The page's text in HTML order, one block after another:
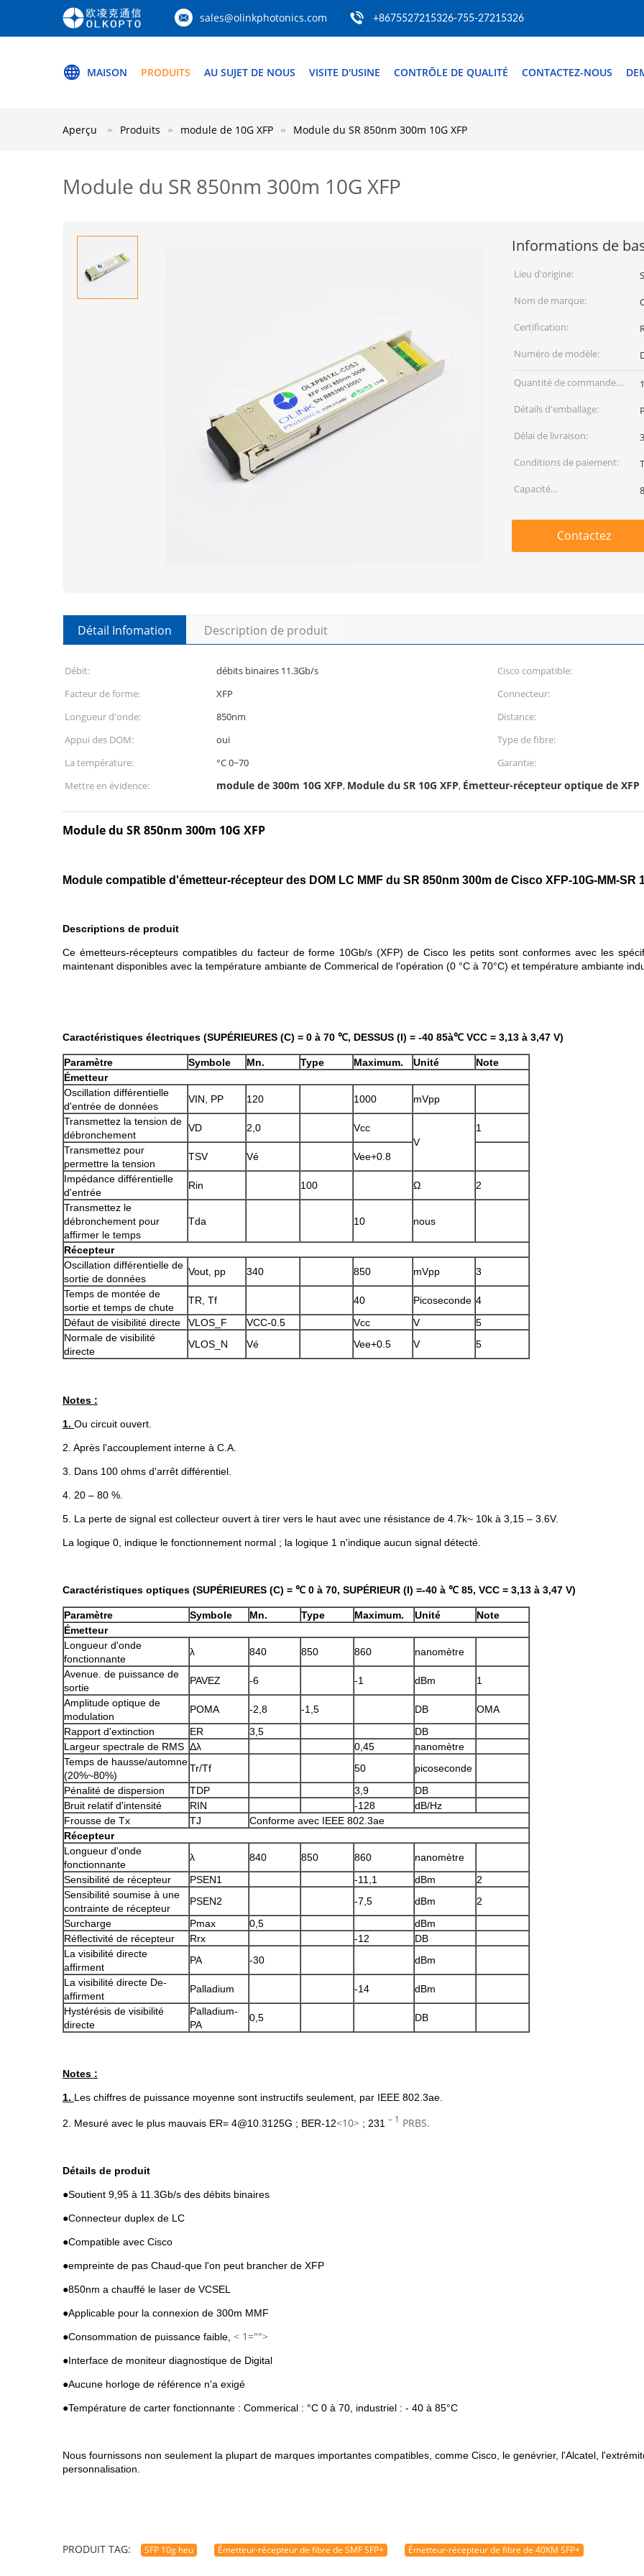
sales@olinkphotonics.com +8675527215326-755-27215326
MAISON PRODUITS AU SUJET DE NOUS VISITE D'USINE CONTRÔLE DE QUALITÉ CONTACTEZ-NOUS
Aperçu Produits module de 10G XFP Module du SR 850nm 300m 10G XFP
Module du SR 850nm 300m 10G XFP
Informations de
Lieu d'origine:
Nom de marque:
Certification:
Numéro de modèle:
Quantité de commande
min:
Détails d'emballage:
Délai de livraison:
Conditions de paiement:
Capacité
Contactez
Détail Infomation Description de produit
Débit: débits binaires 11.3Gb/s Cisco compatible:
Facteur de forme:
XFP Connecteur:
Longueur d'onde:
850nm Distance:
Appui des DOM:
oui Type de fibre:
La température:
°C 0~70 Garantie:
Mettre en évidence:
module de 300m 10G XFP, Module du SR 10G XFP, Émetteur-récepteur optique de XFP
Module du SR 850nm 300m 10G XFP
Module compatible d'émetteur-récepteur des DOM LC MMF du SR 850nm 300m de Cisco XFP-10G-MM-SR
Descriptions de produit
Ce émetteurs-récepteurs compatibles du facteur de forme 10Gb/s (XFP) de Cisco les petits sont conformes avec les
maintenant disponibles avec la température ambiante de Commerical de l'opération (0 °C à 70°C) et température ambiante
Caractéristiques électriques (SUPÉRIEURES (C) = 0 à 70 ℃, DESSUS (I) = -40 85à℃ VCC = 3,13 à 3,47 V)
Paramètre Symbole Mn. Type Maximum. Unité
Note
Émetteur
Oscillation différentielle
d'entrée de données
VIN, PP 120 1000
mVpp
Transmettez la tension de
débronchement
VD 2,0
Vcc
V
1
Transmettez pour
permettre la tension
TSV Vé
Vee+0.8
Impédance différentielle
d'entrée
Rin 100 Ω
2
Transmettez le
débronchement pour
affirmer le temps
Tda 10 nous
Récepteur
Oscillation différentielle de
sortie de données
Vout, pp 340 850 mVpp
3
Temps de montée de
sortie et temps de chute
TR, Tf 40 Picoseconde 4
Défaut de visibilité directe
VLOS_F VCC-0.5 Vcc V
5
Normale de visibilité
directe
VLOS_N Vé Vee+0.5 V 5
Notes :
1. Ou circuit ouvert.
2. Après l'accouplement interne à C.A.
3. Dans 100 ohms d'arrêt différentiel.
4. 20 – 80 %.
5. La perte de signal est collecteur ouvert à tirer vers le haut avec une résistance de 4.7k~ 10k à 3,15 – 3.6V.
La logique 0, indique le fonctionnement normal ; la logique 1 n'indique aucun signal détecté.
Caractéristiques optiques (SUPÉRIEURES (C) = ℃ 0 à 70, SUPÉRIEUR (I) =-40 à ℃ 85, VCC = 3,13 à 3,47 V)
Paramètre Symbole Mn. Type Maximum. Unité
Note
Émetteur
Longueur d'onde
fonctionnante
λ 840 850 860
nanomètre
Avenue. de puissance de
sortie
PAVEZ -6 -1 dBm
1
Amplitude optique de
modulation
POMA -2,8 -1,5 DB
OMA
Rapport d'extinction
ER 3,5
DB
Largeur spectrale de RMS Δλ 0,45
nanomètre
Temps de hausse/automne
(20%~80%)
Tr/Tf 50
picoseconde
Pénalité de dispersion
TDP 3,9
DB
Bruit relatif d'intensité
RIN -128
dB/Hz
Frousse de Tx
TJ
Conforme avec IEEE 802.3ae
Récepteur
Longueur d'onde
fonctionnante
λ 840 850 860
nanomètre
Sensibilité de récepteur
PSEN1 -11,1 dBm
2
Sensibilité soumise à une
contrainte de récepteur
PSEN2 -7,5 dBm
2
Surcharge
Pmax 0,5
dBm
Réflectivité de récepteur
Rrx -12
DB
La visibilité directe
affirment
PA -30
dBm
La visibilité directe De-
affirment
Palladium -14
dBm
Hystérésis de visibilité
directe
Palladium-
PA
0,5 DB
Notes :
1. Les chiffres de puissance moyenne sont instructifs seulement, par IEEE 802.3ae.
2. Mesuré avec le plus mauvais ER= 4@10.3125G ; BER-12<10> ; 231 – 1 PRBS.
Détails de produit
●Soutient 9,95 à 11.3Gb/s des débits binaires
●Connecteur duplex de LC
●Compatible avec Cisco
●empreinte de pas Chaud-que l'on peut brancher de XFP
●850nm a chauffé le laser de VCSEL
●Applicable pour la connexion de 300m MMF
●Consommation de puissance faible, < 1="">
●Interface de moniteur diagnostique de Digital
●Aucune horloge de référence n'a exigé
●Température de carter fonctionnante : Commerical : °C 0 à 70, industriel : - 40 à 85°C
Nous fournissons non seulement la plupart de marques importantes compatibles, comme Cisco, le genévrier, l'Alcatel,
personnalisation.
PRODUIT TAG: SFP 10g heu Émetteur-récepteur de fibre de SMF SFP+ Émetteur-récepteur de fibre de 40KM SFP+